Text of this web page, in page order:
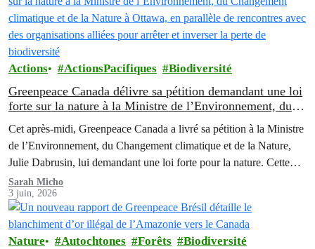
Actions ActionsPacifiques Biodiversité
Greenpeace Canada délivre sa pétition demandant une loi
forte sur la nature à la Ministre de l’Environnement, du
Changement climatique et de la Nature à Ottawa, en
parallèle de rencontres avec des organisations alliées pour
arrêter et inverser la perte de biodiversité
Cet après-midi, Greenpeace Canada a livré sa pétition à la Ministre
de l’Environnement, du Changement climatique et de la Nature,
Julie Dabrusin, lui demandant une loi forte pour la nature. Cette
pétition a été signée par plus de 116 000 personnes à travers le
Canada, qui réclament que la nature soit protégée et que les…
Sarah Micho
3 juin, 2026
Nature Autochtones Forêts Biodiversité